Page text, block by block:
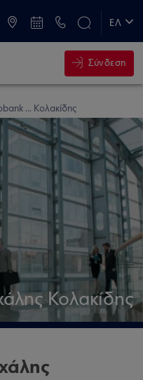
ΕΛ
Σύνδεση
... Κολακίδης
Κολακίδης